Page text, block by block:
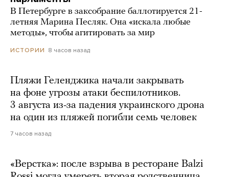
В Петербурге в заксобрание баллотируется 21-
летняя Марина Песляк. Она «искала любые
методы», чтобы агитировать за мир
ИСТОРИИ 8 часов назад
Пляжи Геленджика начали закрывать
на фоне угрозы атаки беспилотников.
3 августа из-за падения украинского дрона
на один из пляжей погибли семь человек
7 часов назад
«Верстка»: после взрыва в ресторане Balzi